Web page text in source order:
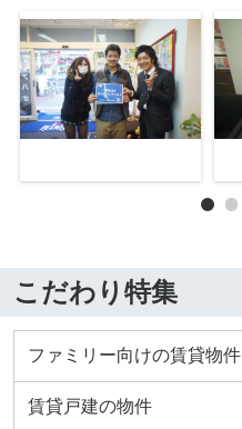
こだわり特集
ファミリー向けの賃貸物件
賃貸戸建の物件